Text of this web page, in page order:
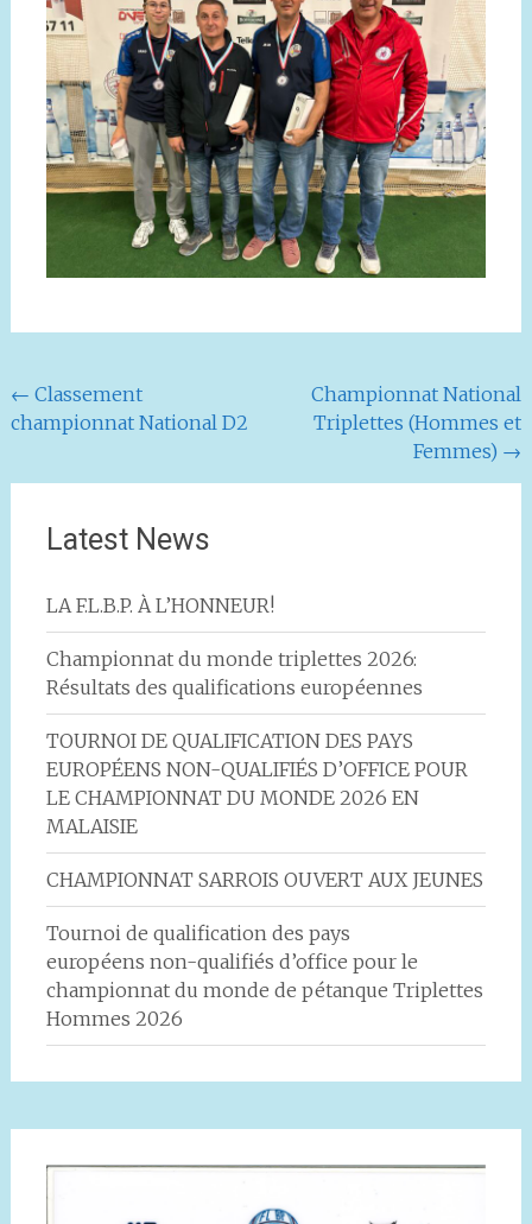
Navigation
de
l'article
← Classement
championnat National D2
Championnat National
Triplettes (Hommes et
Femmes) →
Latest News
LA F.L.B.P. À L’HONNEUR!
Championnat du monde triplettes 2026:
Résultats des qualifications européennes
TOURNOI DE QUALIFICATION DES PAYS
EUROPÉENS NON-QUALIFIÉS D’OFFICE POUR
LE CHAMPIONNAT DU MONDE 2026 EN
MALAISIE
CHAMPIONNAT SARROIS OUVERT AUX JEUNES
Tournoi de qualification des pays
européens non-qualifiés d’office pour le
championnat du monde de pétanque Triplettes
Hommes 2026